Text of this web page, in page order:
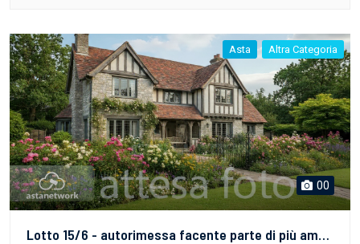
Asta Altra Categoria
00
Lotto 15/6 - autorimessa facente parte di più ampia porzione di fabbricato con accesso da Via San Pietro